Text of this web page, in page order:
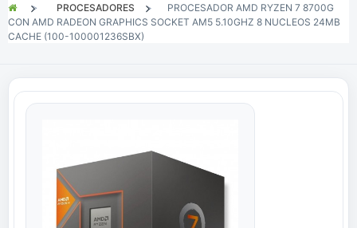
> PROCESADORES >
PROCESADOR AMD RYZEN 7 8700G
CON AMD RADEON GRAPHICS SOCKET AM5 5.10GHZ 8 NUCLEOS 24MB
CACHE (100-100001236SBX)